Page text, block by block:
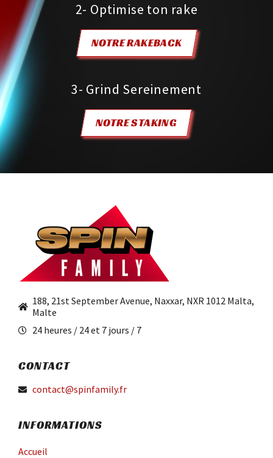
2- Optimise ton rake
NOTRE RAKEBACK
3- Grind Sereinement
NOTRE STAKING
188, 21st September Avenue, Naxxar, NXR 1012 Malta,
Malte
24 heures / 24 et 7 jours / 7
CONTACT
contact@spinfamily.fr
INFORMATIONS
Accueil